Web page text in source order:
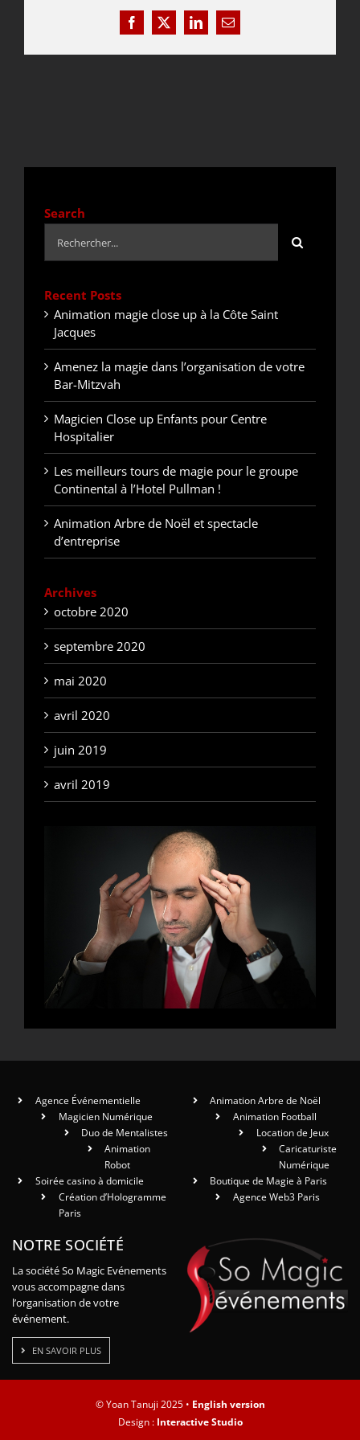
DEVIS / CONTACT
Facebook
X LinkedInEmail
Search
Recent Posts
Animation magie close up à la Côte Saint
Jacques
Amenez la magie dans l’organisation de votre
Bar-Mitzvah
Magicien Close up Enfants pour Centre
Hospitalier
Les meilleurs tours de magie pour le groupe
Continental à l’Hotel Pullman !
Animation Arbre de Noël et spectacle
d’entreprise
Archives
octobre 2020
septembre 2020
mai 2020
avril 2020
juin 2019
avril 2019
Agence Événementielle
Magicien Numérique
Duo de Mentalistes
Animation
Robot
Soirée casino à domicile
Création d’Hologramme
Paris
Animation Arbre de Noël
Animation Football
Location de Jeux
Caricaturiste
Numérique
Boutique de Magie à Paris
Agence Web3 Paris
NOTRE SOCIÉTÉ
La société So Magic Evénements
vous accompagne dans
l’organisation de votre
événement.
EN SAVOIR PLUS
© Yoan Tanuji 2025 • English version
Design : Interactive Studio